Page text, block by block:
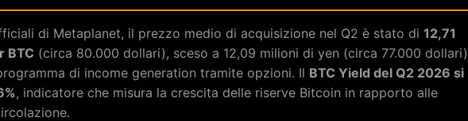
di Metaplanet, il prezzo medio di acquisizione nel Q2 è stato di 12,71
BTC (circa 80.000 dollari), sceso a 12,09 milioni di yen (circa 77.000 dollari)
di income generation tramite opzioni. Il BTC Yield del Q2 2026 si
, indicatore che misura la crescita delle riserve Bitcoin in rapporto alle